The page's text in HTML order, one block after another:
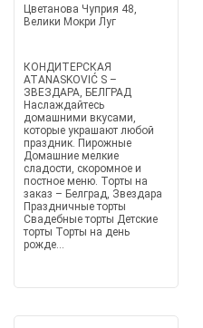
Цветанова Чуприя 48,
Велики Мокри Луг
КОНДИТЕРСКАЯ
ATANASKOVIĆ S –
ЗВЕЗДАРА, БЕЛГРАД
Наслаждайтесь
домашними вкусами,
которые украшают любой
праздник. Пирожные
Домашние мелкие
сладости, скоромное и
постное меню. Торты на
заказ – Белград, Звездара
Праздничные торты
Свадебные торты Детские
торты Торты на день
рожде...